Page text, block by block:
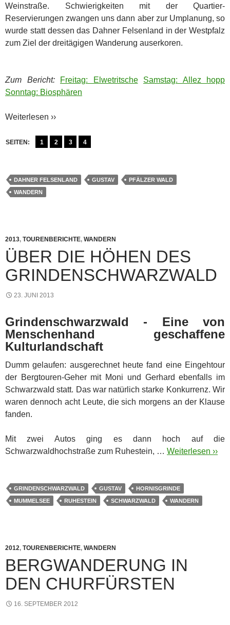
Weinstraße. Schwierigkeiten mit der Quartier-
Reservierungen zwangen uns dann aber zur Umplanung, so
wurde statt dessen das Dahner Felsenland in der Westpfalz
zum Ziel der dreitägigen Wanderung auserkoren.
Zum Bericht: Freitag: Elwetritsche
Samstag: Allez hopp
Sonntag: Biosphären
Weiterlesen ››
SEITEN: 1 2 3 4
DAHNER FELSENLAND GUSTAV
PFÄLZER WALD
WANDERN
2013, TOURENBERICHTE, WANDERN
ÜBER DIE HÖHEN DES
GRINDENSCHWARZWALD
23. JUNI 2013
Grindenschwarzwald - Eine von
Menschenhand geschaffene
Kulturlandschaft
Dumm gelaufen: ausgerechnet heute fand eine Eingehtour
der Bergtouren-Geher mit Moni und Gerhard ebenfalls im
Schwarzwald statt. Das war natürlich starke Konkurrenz. Wir
waren dennoch acht Leute, die sich morgens an der Klause
fanden.
Mit zwei Autos ging es dann hoch auf die
Schwarzwaldhochstraße zum Ruhestein, … Weiterlesen ››
GRINDENSCHWARZWALD GUSTAV
HORNISGRINDE
MUMMELSEE
RUHESTEIN SCHWARZWALD WANDERN
2012, TOURENBERICHTE, WANDERN
BERGWANDERUNG IN
DEN CHURFÜRSTEN
16. SEPTEMBER 2012